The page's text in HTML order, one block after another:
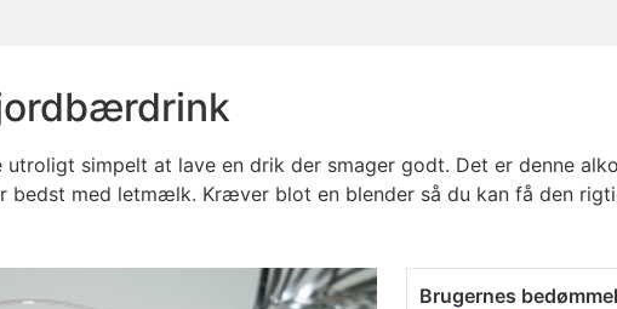
simpelt at lave en drik der smager godt. Det er denne
bedst med letmælk. Kræver blot en blender så du kan få den
Brugernes